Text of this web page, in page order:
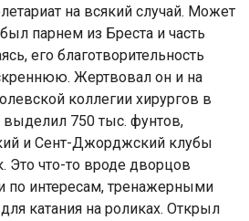
на всякий случай. Может
парнем из Бреста и часть
его благотворительность
Жертвовал он и на
коллегии хирургов в
750 тыс. фунтов,
и Сент-Джорджский клубы
Это что-то вроде дворцов
по интересам, тренажерными
катания на роликах. Открыл